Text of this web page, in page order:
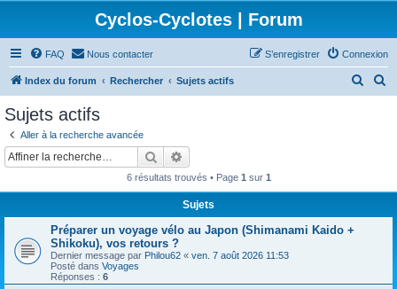
Cyclos-Cyclotes | Forum
FAQ Nous contacter Connexion
S’enregistrer
Index du forum Rechercher Sujets actifs
Sujets actifs
Aller à la recherche avancée
Rechercher
6 résultats trouvés • Page 1 sur 1
Sujets
Préparer un voyage vélo au Japon (Shimanami Kaido +
Shikoku), vos retours ?
Dernier message par Philou62 « ven. 7 août 2026 11:53
Posté dans Voyages
Réponses : 6